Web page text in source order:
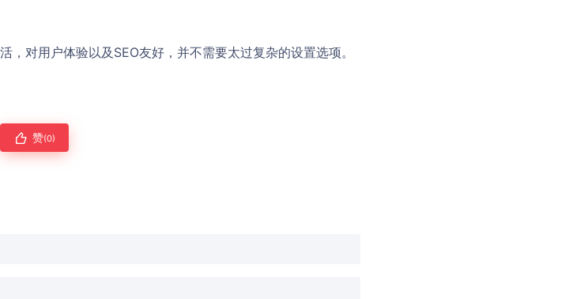
对用户体验以及SEO友好，并不需要太过复杂的设置选项。
赞(0)